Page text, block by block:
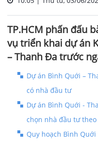
TP.HCM phấn đấu
vụ triển khai dự án
– Thanh Đa trước
Dự án Bình Quới –
có nhà đầu tư
Dự án Bình Quới -
chọn nhà đầu tư
Quy hoạch Bình